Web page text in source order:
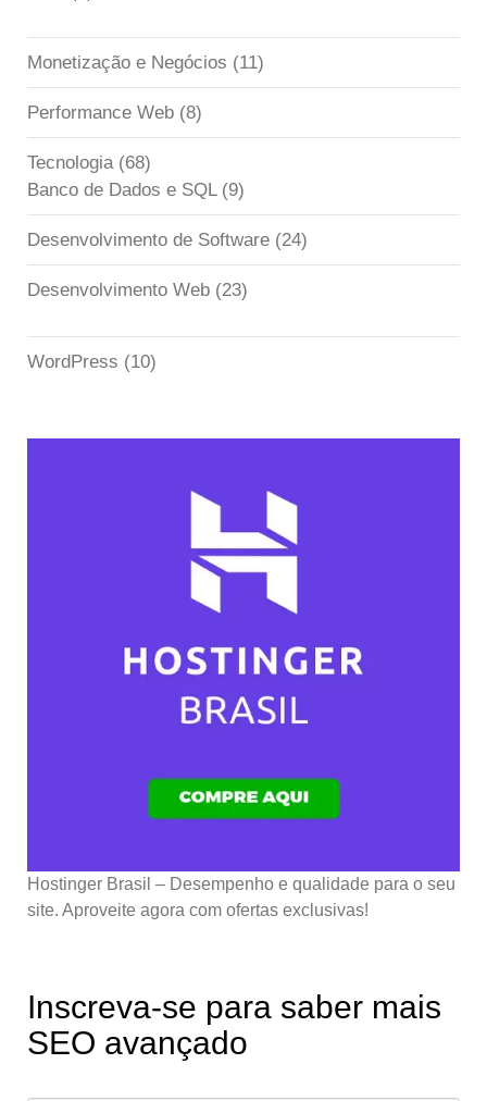
Monetização e Negócios (11)
Performance Web (8)
Tecnologia(68)
Banco de Dados e SQL(9)
Desenvolvimento de Software (24)
Desenvolvimento Web (23)
WordPress (10)
Hostinger Brasil – Desempenho e qualidade para o seu
site. Aproveite agora com ofertas exclusivas!
Inscreva-se para saber mais
SEO avançado